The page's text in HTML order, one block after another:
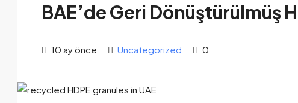
BAE’de Geri Dönüştürülmüş
10 ay önce Uncategorized 0